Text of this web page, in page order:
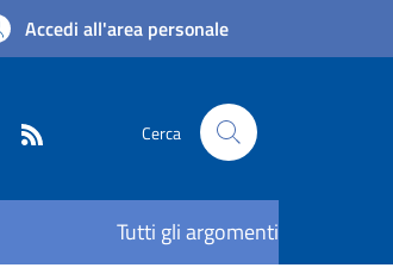
Accedi all'area personale
Cerca
Tutti gli argomenti